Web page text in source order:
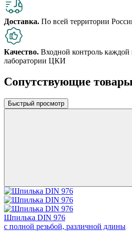
Доставка. По всей территории
Качество. Входной контроль каждой
лаборатории ЦКИ
Сопутствующие товары
Быстрый просмотр
Шпилька DIN 976
с полной резьбой, различной длины